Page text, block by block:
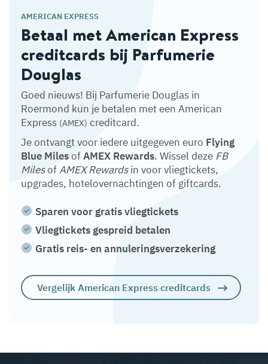
AMERICAN EXPRESS
Betaal met American Express
creditcards bij Parfumerie
Douglas
Goed nieuws! Bij Parfumerie Douglas in
Roermond kun je betalen met een American
Express (AMEX) creditcard.
Je ontvangt voor iedere uitgegeven euro Flying
Blue MilesofAMEX Rewards. Wissel deze FB
MilesofAMEX Rewardsin voor vliegtickets,
upgrades, hotelovernachtingen of giftcards.
Sparen voor gratis vliegtickets
Vliegtickets gespreid betalen
Gratis reis- en annuleringsverzekering
Vergelijk American Express creditcards